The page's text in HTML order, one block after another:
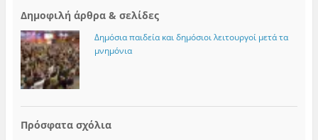
Δημοφιλή άρθρα & σελίδες
Δημόσια παιδεία και δημόσιοι λειτουργοί μετά τα
μνημόνια
Πρόσφατα σχόλια